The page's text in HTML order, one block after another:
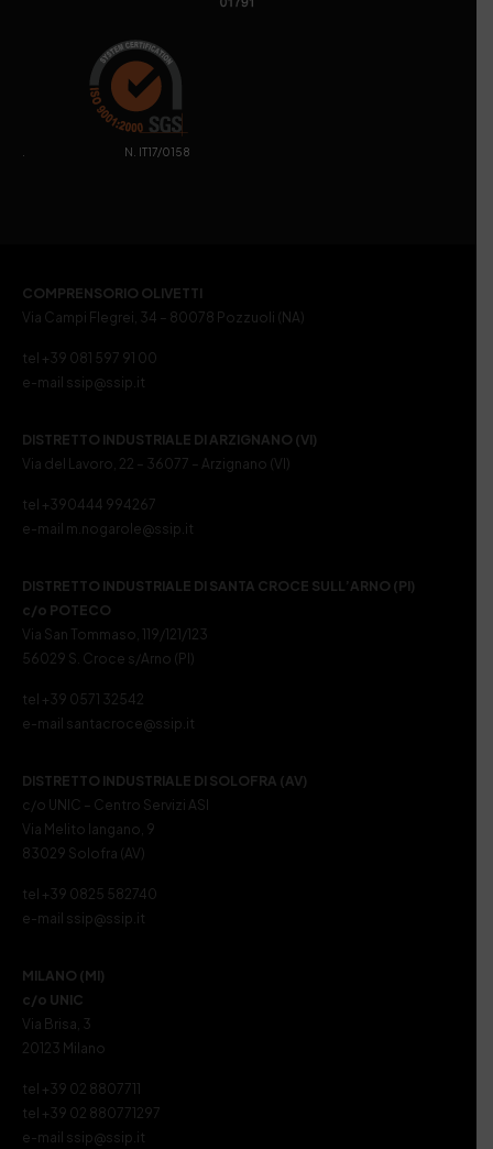
. N. IT17/0158
COMPRENSORIO OLIVETTI
Via Campi Flegrei, 34 – 80078 Pozzuoli (NA)
tel +39 081 597 91 00
e-mail ssip@ssip.it
DISTRETTO INDUSTRIALE DI ARZIGNANO (VI)
Via del Lavoro, 22 – 36077 – Arzignano (VI)
tel +390444 994267
e-mail m.nogarole@ssip.it
DISTRETTO INDUSTRIALE DI SANTA CROCE SULL’ARNO (PI)
c/o POTECO
Via San Tommaso, 119/121/123
56029 S. Croce s/Arno (PI)
tel +39 0571 32542
e-mail santacroce@ssip.it
DISTRETTO INDUSTRIALE DI SOLOFRA (AV)
c/o UNIC – Centro Servizi ASI
Via Melito Iangano, 9
83029 Solofra (AV)
tel +39 0825 582740
e-mail ssip@ssip.it
MILANO (MI)
c/o UNIC
Via Brisa, 3
20123 Milano
tel +39 02 8807711
tel +39 02 880771297
e-mail ssip@ssip.it